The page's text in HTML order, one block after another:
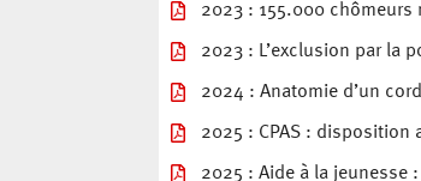
2023 : 155.000 chômeurs
2023 : L’exclusion par la
2024 : Anatomie d’un
2025 : CPAS : disposition
2025 : Aide à la jeunesse